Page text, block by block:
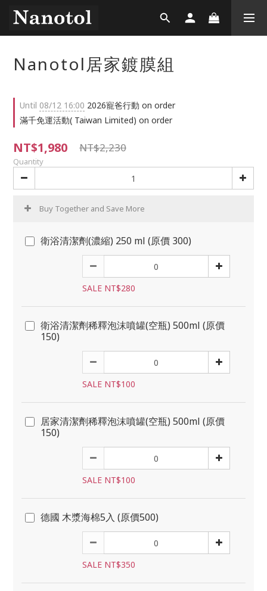
Nanotol居家鍍膜組
Until 08/12 16:00 2026寵爸行動 on order
滿千免運活動( Taiwan Limited) on order
NT$1,980 NT$2,230
Quantity
Buy Together and Save More
衛浴清潔劑(濃縮) 250 ml (原價 300)
SALE NT$280
衛浴清潔劑稀釋泡沫噴罐(空瓶) 500ml (原價
150)
SALE NT$100
居家清潔劑稀釋泡沫噴罐(空瓶) 500ml (原價
150)
SALE NT$100
德國 木漿海棉5入 (原價500)
SALE NT$350